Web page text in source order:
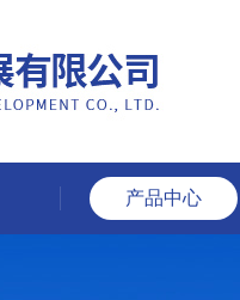
产品中心